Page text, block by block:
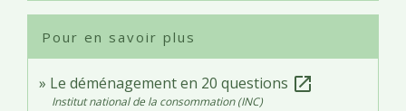
Pour en savoir plus
Le déménagement en 20 questions open_in_new
Institut national de la consommation (INC)